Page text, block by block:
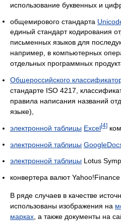
использование буквенных и
общемирового стандарта
единый стандарт кодирования
письменных языков для
например, в компьютерных
отдельных программных
Общероссийского
стандарте ISO 4217,
правила написания названий
языке),
электронной таблицы Excel[4]
электронной таблицы
электронной таблицы Lotus
конвертера валют
В ряде случаев в качестве
использованы изображения на
марках , а также документы на